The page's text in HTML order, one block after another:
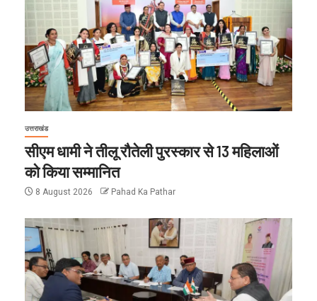
उत्तराखंड
सीएम धामी ने तीलू रौतेली पुरस्कार से 13 महिलाओं
को किया सम्मानित
8 August 2026 Pahad Ka Pathar